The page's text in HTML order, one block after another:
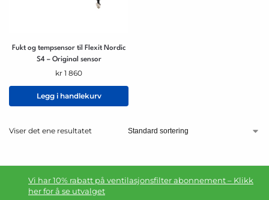
Fukt og tempsensor til Flexit Nordic
S4 – Original sensor
kr 1 860
Legg i handlekurv
Viser det ene resultatet
Vi har 10% rabatt på ventilasjonsfilter abonnement – Klikk
her for å se utvalget